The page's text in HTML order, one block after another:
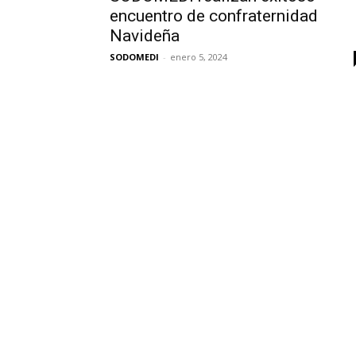
encuentro de confraternidad
Navideña
SODOMEDI - enero 5, 2024